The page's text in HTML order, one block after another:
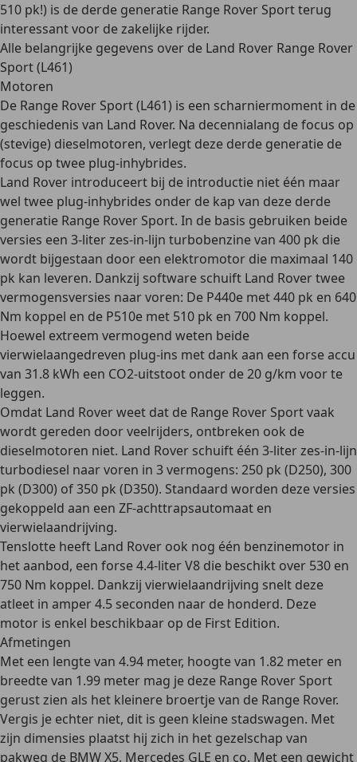
510 pk!) is de derde generatie Range Rover Sport terug
interessant voor de zakelijke rijder.
Alle belangrijke gegevens over de Land Rover Range Rover
Sport (L461)
Motoren
De Range Rover Sport (L461) is een scharniermoment in de
geschiedenis van Land Rover. Na decennialang de focus op
(stevige) dieselmotoren, verlegt deze derde generatie de
focus op twee plug-inhybrides.
Land Rover introduceert bij de introductie niet één maar
wel twee plug-inhybrides onder de kap van deze derde
generatie Range Rover Sport. In de basis gebruiken beide
versies een 3-liter zes-in-lijn turbobenzine van 400 pk die
wordt bijgestaan door een elektromotor die maximaal 140
pk kan leveren. Dankzij software schuift Land Rover twee
vermogensversies naar voren: De P440e met 440 pk en 640
Nm koppel en de P510e met 510 pk en 700 Nm koppel.
Hoewel extreem vermogend weten beide
vierwielaangedreven plug-ins met dank aan een forse accu
van 31.8 kWh een CO2-uitstoot onder de 20 g/km voor te
leggen.
Omdat Land Rover weet dat de Range Rover Sport vaak
wordt gereden door veelrijders, ontbreken ook de
dieselmotoren niet. Land Rover schuift één 3-liter zes-in-lijn
turbodiesel naar voren in 3 vermogens: 250 pk (D250), 300
pk (D300) of 350 pk (D350). Standaard worden deze versies
gekoppeld aan een ZF-achttrapsautomaat en
vierwielaandrijving.
Tenslotte heeft Land Rover ook nog één benzinemotor in
het aanbod, een forse 4.4-liter V8 die beschikt over 530 en
750 Nm koppel. Dankzij vierwielaandrijving snelt deze
atleet in amper 4.5 seconden naar de honderd. Deze
motor is enkel beschikbaar op de First Edition.
Afmetingen
Met een lengte van 4.94 meter, hoogte van 1.82 meter en
breedte van 1.99 meter mag je deze Range Rover Sport
gerust zien als het kleinere broertje van de Range Rover.
Vergis je echter niet, dit is geen kleine stadswagen. Met
zijn dimensies plaatst hij zich in het gezelschap van
pakweg de BMW X5, Mercedes GLE en co. Met een gewicht